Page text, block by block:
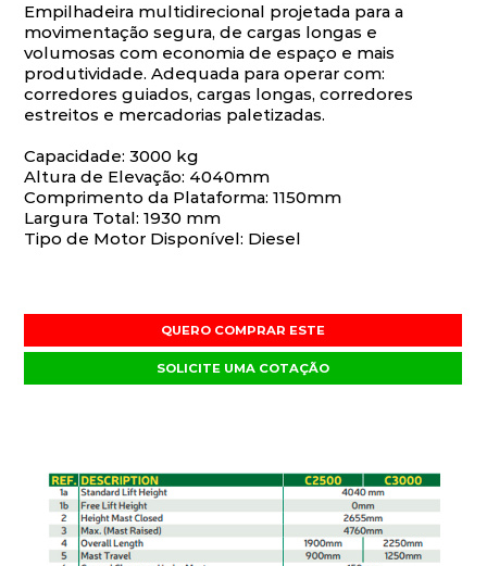
Empilhadeira multidirecional projetada para a
movimentação segura, de cargas longas e
volumosas com economia de espaço e mais
produtividade. Adequada para operar com:
corredores guiados, cargas longas, corredores
estreitos e mercadorias paletizadas.
Capacidade: 3000 kg
Altura de Elevação: 4040mm
Comprimento da Plataforma: 1150mm
Largura Total: 1930 mm
Tipo de Motor Disponível: Diesel
QUERO COMPRAR ESTE
SOLICITE UMA COTAÇÃO